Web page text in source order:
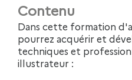
Contenu
Dans cette formation d'atelier d'illustration, vous
pourrez acquérir et
techniques et
illustrateur :